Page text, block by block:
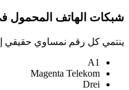
شبكات الهاتف المحمول
ينتمي كل رقم نمساوي حقيقي
A1
Magenta Telekom
Drei